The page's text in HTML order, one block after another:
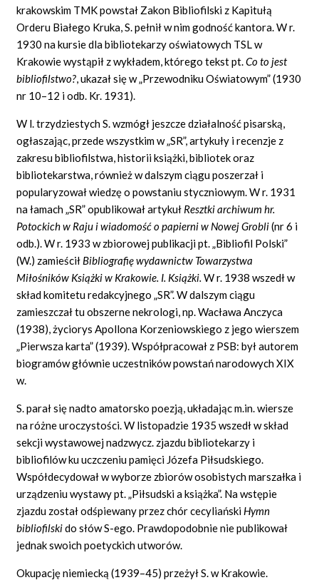
krakowskim TMK powstał Zakon Bibliofilski z Kapitułą
Orderu Białego Kruka, S. pełnił w nim godność kantora. W r.
1930 na kursie dla bibliotekarzy oświatowych TSL w
Krakowie wystąpił z wykładem, którego tekst pt.Co to jest
bibliofilstwo?,ukazał się w „Przewodniku Oświatowym” (1930
nr 10–12 i odb. Kr. 1931).
W l. trzydziestych S. wzmógł jeszcze działalność pisarską,
ogłaszając, przede wszystkim w „SR”, artykuły i recenzje z
zakresu bibliofilstwa, historii książki, bibliotek oraz
bibliotekarstwa, również w dalszym ciągu poszerzał i
popularyzował wiedzę o powstaniu styczniowym. W r. 1931
na łamach „SR” opublikował artykuł Resztki archiwum hr.
Potockich w Raju i wiadomość o papierni w Nowej Grobli(nr 6 i
odb.). W r. 1933 w zbiorowej publikacji pt. „Bibliofil Polski”
(W.) zamieścił Bibliografię wydawnictw Towarzystwa
Miłośników Książki w Krakowie. I. Książki.W r. 1938 wszedł w
skład komitetu redakcyjnego „SR”. W dalszym ciągu
zamieszczał tu obszerne nekrologi, np. Wacława Anczyca
(1938), życiorys Apollona Korzeniowskiego z jego wierszem
„Pierwsza karta” (1939). Współpracował z PSB: był autorem
biogramów głównie uczestników powstań narodowych XIX
w.
S. parał się nadto amatorsko poezją, układając m.in. wiersze
na różne uroczystości. W listopadzie 1935 wszedł w skład
sekcji wystawowej nadzwycz. zjazdu bibliotekarzy i
bibliofilów ku uczczeniu pamięci Józefa Piłsudskiego.
Współdecydował w wyborze zbiorów osobistych marszałka i
urządzeniu wystawy pt. „Piłsudski a książka”. Na wstępie
zjazdu został odśpiewany przez chór cecyliański Hymn
bibliofilskido słów S-ego. Prawdopodobnie nie publikował
jednak swoich poetyckich utworów.
Okupację niemiecką (1939–45) przeżył S. w Krakowie.